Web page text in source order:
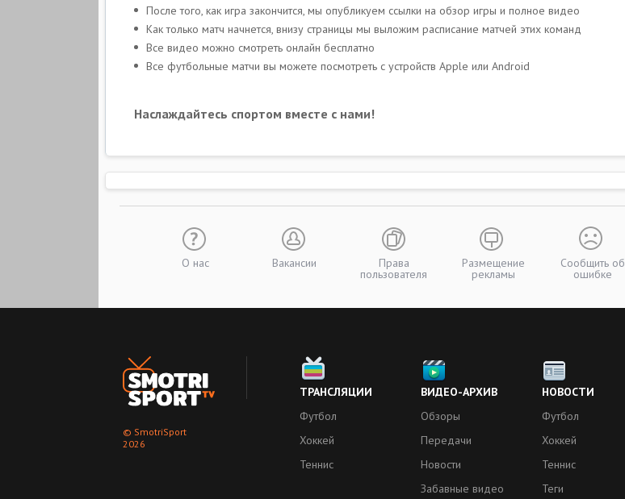
После того, как игра закончится, мы опубликуем ссылки на обзор игры и полное видео
Как только матч начнется, внизу страницы мы выложим расписание матчей этих команд
Все видео можно смотреть онлайн бесплатно
Все футбольные матчи вы можете посмотреть с устройств Apple или Android
Наслаждайтесь спортом вместе с нами!
О нас Вакансии Права
пользователя
Размещение
рекламы
Сообщить об
ошибке
© SmotriSport
2026
ТРАНСЛЯЦИИ
Футбол
Хоккей
Теннис
ВИДЕО-АРХИВ
Обзоры
Передачи
Новости
Забавные видео
НОВОСТИ
Футбол
Хоккей
Теннис
Теги